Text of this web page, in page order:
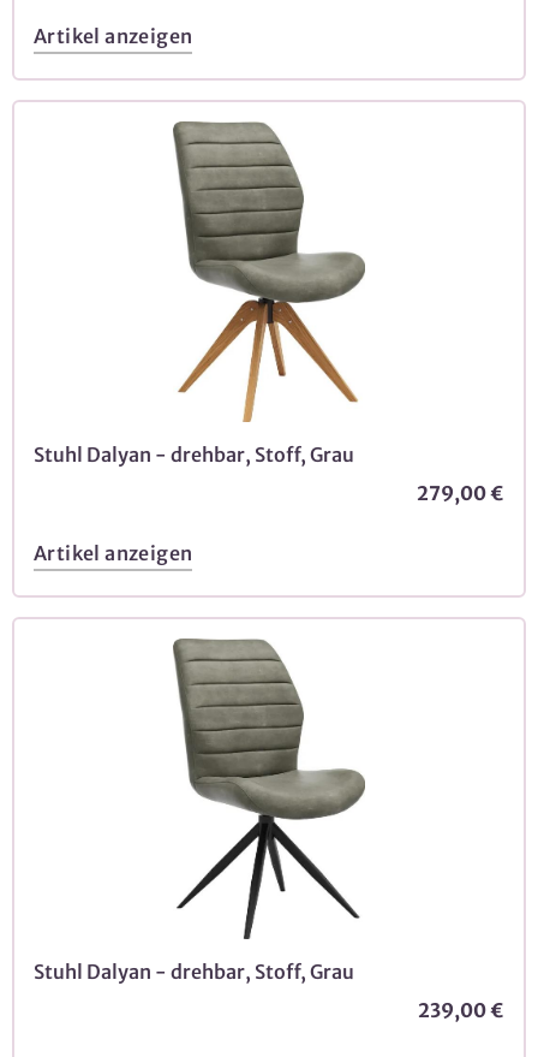
Artikel anzeigen
Stuhl Dalyan - drehbar, Stoff, Grau
279,00 €
Artikel anzeigen
Stuhl Dalyan - drehbar, Stoff, Grau
239,00 €